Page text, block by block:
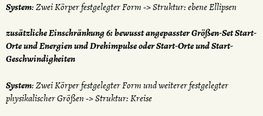
System: Zwei Körper festgelegter Form -> Struktur: ebene Ellipsen
zusätzliche Einschränkung 6: bewusst angepasster Größen-Set Start-
Orte und Energien und Drehimpulse oder Start-Orte und Start-
Geschwindigkeiten
System: Zwei Körper festgelegter Form und weiterer festgelegter
physikalischer Größen -> Struktur: Kreise